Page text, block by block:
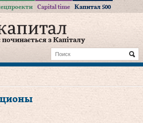
Capital time Капитал 500
починається з Капіталу